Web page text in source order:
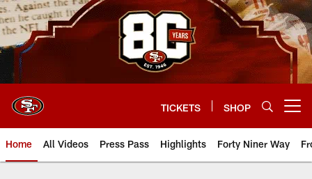
Skip
to
main
content
TICKETS SHOP
Home All Videos Press Pass Highlights Forty Niner Way